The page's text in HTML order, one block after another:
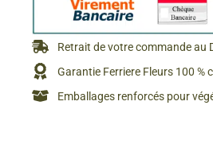
Retrait de votre commande au
Garantie Ferriere Fleurs 100 %
Emballages renforcés pour